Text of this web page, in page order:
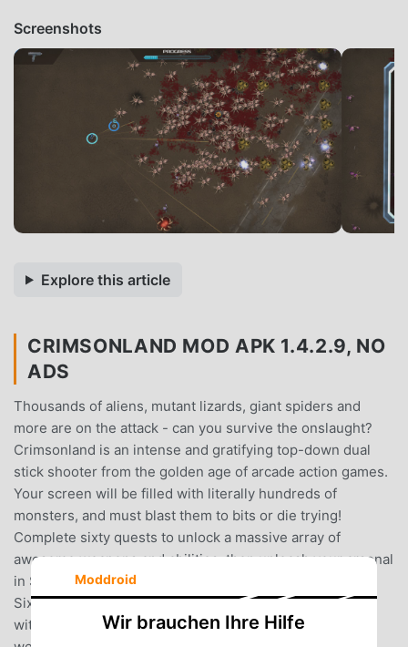
Screenshots
Explore this article
CRIMSONLAND MOD APK 1.4.2.9, NO
ADS
Thousands of aliens, mutant lizards, giant spiders and
more are on the attack - can you survive the onslaught?
Crimsonland is an intense and gratifying top-down dual
stick shooter from the golden age of arcade action games.
Your screen will be filled with literally hundreds of
monsters, and must blast them to bits or die trying!
Complete sixty quests to unlock a massive array of
awesome weapons and abilities, then unleash your arsenal
in Survival modes with online leaderboards.Features:-
Sixty missions in the Quest mode- Five survival modes
with Google Play Games leaderboards- 30 unique
Moddroid
Wir brauchen Ihre Hilfe